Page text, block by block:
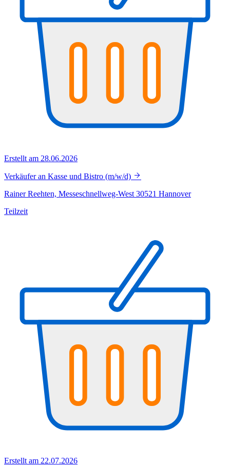
Erstellt am 28.06.2026
Verkäufer an Kasse und Bistro (m/w/d)
Rainer Reehten, Messeschnellweg-West 30521 Hannover
Teilzeit
Erstellt am 22.07.2026